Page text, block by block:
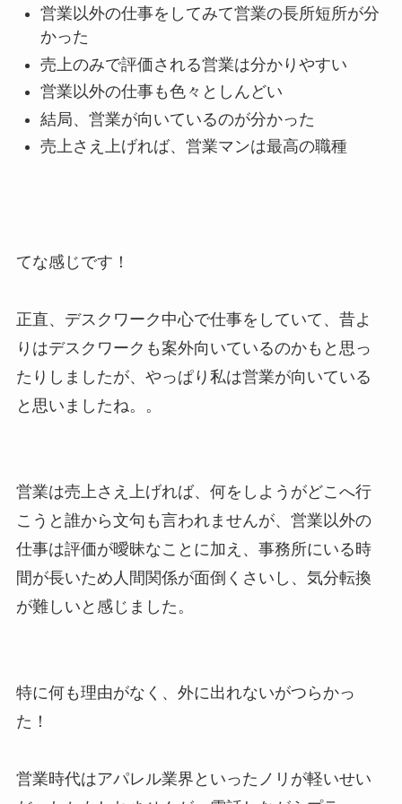
営業以外の仕事をしてみて営業の長所短所が分
かった
売上のみで評価される営業は分かりやすい
営業以外の仕事も色々としんどい
結局、営業が向いているのが分かった
売上さえ上げれば、営業マンは最高の職種
てな感じです！
正直、デスクワーク中心で仕事をしていて、昔よ
りはデスクワークも案外向いているのかもと思っ
たりしましたが、やっぱり私は営業が向いている
と思いましたね。。
営業は売上さえ上げれば、何をしようがどこへ行
こうと誰から文句も言われませんが、営業以外の
仕事は評価が曖昧なことに加え、事務所にいる時
間が長いため人間関係が面倒くさいし、気分転換
が難しいと感じました。
特に何も理由がなく、外に出れないがつらかっ
た！
営業時代はアパレル業界といったノリが軽いせい